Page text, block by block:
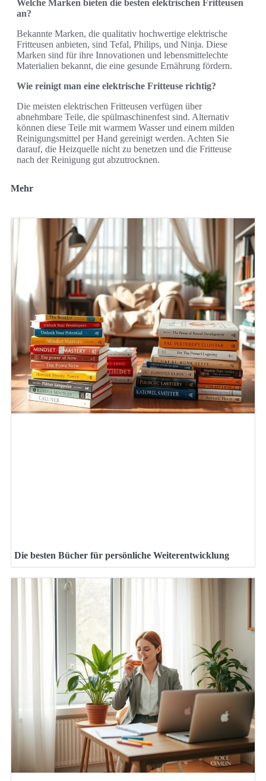
Welche Marken bieten die besten elektrischen Fritteusen
an?
Bekannte Marken, die qualitativ hochwertige elektrische
Fritteusen anbieten, sind Tefal, Philips, und Ninja. Diese
Marken sind für ihre Innovationen und lebensmittelechte
Materialien bekannt, die eine gesunde Ernährung fördern.
Wie reinigt man eine elektrische Fritteuse richtig?
Die meisten elektrischen Fritteusen verfügen über
abnehmbare Teile, die spülmaschinenfest sind. Alternativ
können diese Teile mit warmem Wasser und einem milden
Reinigungsmittel per Hand gereinigt werden. Achten Sie
darauf, die Heizquelle nicht zu benetzen und die Fritteuse
nach der Reinigung gut abzutrocknen.
Mehr
Die besten Bücher für persönliche Weiterentwicklung